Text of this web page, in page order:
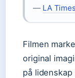
— LA Times
Filmen
original
på